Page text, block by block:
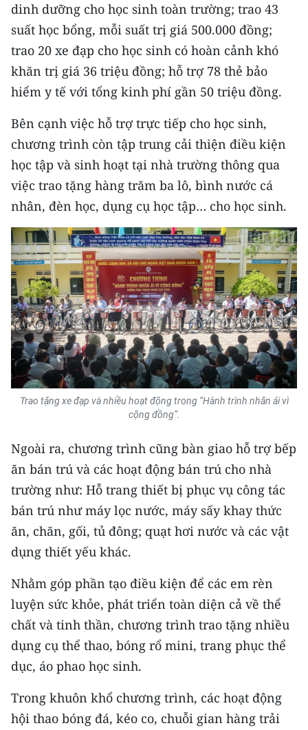
Media Kinh tế
Media Văn hóa
Media Xã hội
Media Pháp luật
Media Du lịch
Media Thế giới
Media Thể thao
Media Giáo dục
Media Y tế
Media Khoa học - Công nghệ
Media Môi trường
Ảnh
Infographic
TIN ĐỊA PHƯƠNG
Trung du và miền núi phía Bắc
Đồng bằng sông Hồng
Bắc Trung Bộ
Duyên hải Nam Trung Bộ và Tây
Nguyên
Đông Nam Bộ
Đồng bằng sông Cửu Long
Chuyên trang TP. Hồ Chí Minh
dinh dưỡng cho học sinh toàn trường; trao 43
suất học bổng, mỗi suất trị giá 500.000 đồng;
trao 20 xe đạp cho học sinh có hoàn cảnh khó
khăn trị giá 36 triệu đồng; hỗ trợ 78 thẻ bảo
hiểm y tế với tổng kinh phí gần 50 triệu đồng.
Bên cạnh việc hỗ trợ trực tiếp cho học sinh,
chương trình còn tập trung cải thiện điều kiện
học tập và sinh hoạt tại nhà trường thông qua
việc trao tặng hàng trăm ba lô, bình nước cá
nhân, đèn học, dụng cụ học tập… cho học sinh.
Trao tặng xe đạp và nhiều hoạt động trong “Hành trình nhân ái vì
cộng đồng”.
Ngoài ra, chương trình cũng bàn giao hỗ trợ bếp
ăn bán trú và các hoạt động bán trú cho nhà
trường như: Hỗ trang thiết bị phục vụ công tác
bán trú như máy lọc nước, máy sấy khay thức
ăn, chăn, gối, tủ đông; quạt hơi nước và các vật
dụng thiết yếu khác.
Nhằm góp phần tạo điều kiện để các em rèn
luyện sức khỏe, phát triển toàn diện cả về thể
chất và tinh thần, chương trình trao tặng nhiều
dụng cụ thể thao, bóng rổ mini, trang phục thể
dục, áo phao học sinh.
Trong khuôn khổ chương trình, các hoạt động
hội thao bóng đá, kéo co, chuỗi gian hàng trải